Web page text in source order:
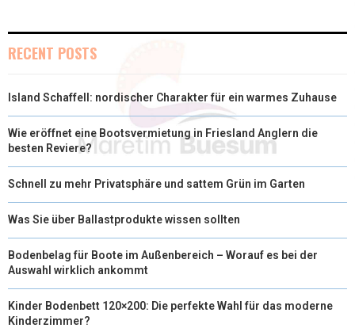
E
R
)
K S
T
N
RECENT POSTS
Island Schaffell: nordischer Charakter für ein warmes Zuhause
Wie eröffnet eine Bootsvermietung in Friesland Anglern die
besten Reviere?
Schnell zu mehr Privatsphäre und sattem Grün im Garten
Was Sie über Ballastprodukte wissen sollten
Bodenbelag für Boote im Außenbereich – Worauf es bei der
Auswahl wirklich ankommt
Kinder Bodenbett 120×200: Die perfekte Wahl für das moderne
Kinderzimmer?